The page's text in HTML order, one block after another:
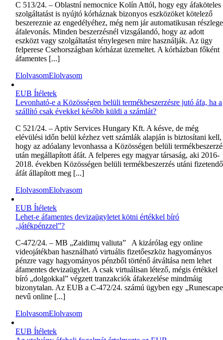
C 513/24. – Oblastní nemocnice Kolín Attól, hogy egy áfaköteles
szolgáltatást is nyújtó kórháznak bizonyos eszközöket kötelező
beszereznie az engedélyéhez, még nem jár automatikusan
áfalevonás. Minden beszerzésnél vizsgálandó, hogy az adott
eszközt vagy szolgáltatást ténylegesen mire használják. Az ügy
felperese Csehországban kórházat üzemeltet. A kórházban főként
áfamentes [...]
ElolvasomElolvasom
EUB Ítéletek
Levonható-e a Közösségen belüli termékbeszerzésre jutó áfa, ha a
szállító csak évekkel később küldi a számlát?
C 521/24. – Aptiv Services Hungary Kft. A késve, de még
elévülési időn belül kézhez vett számlák alapján is biztosítani kell,
hogy az adóalany levonhassa a Közösségen belüli
után megállapított áfát. A felperes egy magyar társaság, aki 2016-
2018. években Közösségen belüli termékbeszerzés utáni fizetendő
áfát állapított meg [...]
ElolvasomElolvasom
EUB Ítéletek
Lehet-e áfamentes devizaügyletet kötni értékkel bíró
„játékpénzzel”?
C‑472/24. – MB „Zaidimų valiuta” A kizárólag egy online
videojátékban használható virtuális fizetőeszköz hagyományos
pénzre vagy hagyományos pénzből történő átváltása nem lehet
áfamentes devizaügylet. A csak virtuálisan létező, mégis értékkel
bíró „dolgokkal” végzett tranzakciók áfakezelése mindmáig
bizonytalan. Az EUB a C-472/24. számú ügyben egy
nevű online [...]
ElolvasomElolvasom
EUB Ítéletek